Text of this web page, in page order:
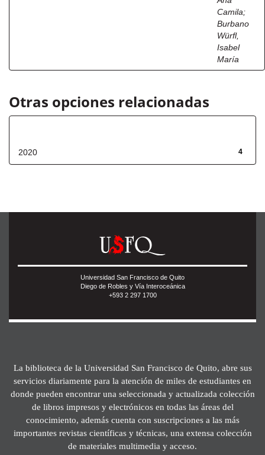
Camila;
Burbano
Würfl,
Isabel
María
Otras opciones relacionadas
4
2020
Universidad San Francisco de Quito
Diego de Robles y Vía Interoceánica
+593 2 297 1700
La biblioteca de la Universidad San Francisco de Quito, abre sus
servicios diariamente para la atención de miles de estudiantes en
donde pueden encontrar una seleccionada y actualizada colección
de libros impresos y electrónicos en todas las áreas del
conocimiento, además cuenta con suscripciones a las más
importantes revistas científicas y técnicas, una extensa colección
de materiales multimedia y acceso.